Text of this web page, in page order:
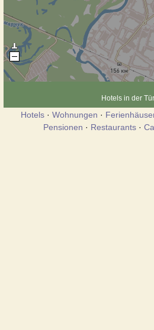
Hotels in der
Hotels · Wohnungen ·
Pensionen · Restaurants ·